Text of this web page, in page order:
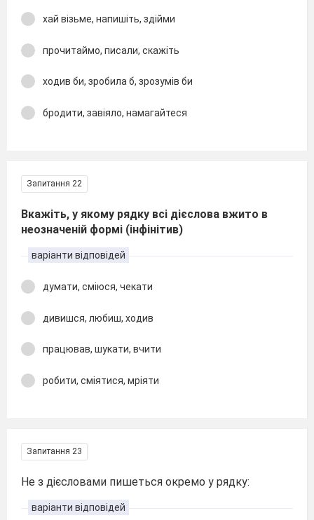
хай візьме, напишіть, здійми
прочитаймо, писали, скажіть
ходив би, зробила б, зрозумів би
бродити, завіяло, намагайтеся
Запитання 22
Вкажіть, у якому рядку всі дієслова вжито в
неозначеній формі (інфінітив)
варіанти відповідей
думати, сміюся, чекати
дивишся, любиш, ходив
працював, шукати, вчити
робити, сміятися, мріяти
Запитання 23
Не з дієсловами пишеться окремо у рядку:
варіанти відповідей